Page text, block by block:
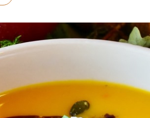
то новенькое